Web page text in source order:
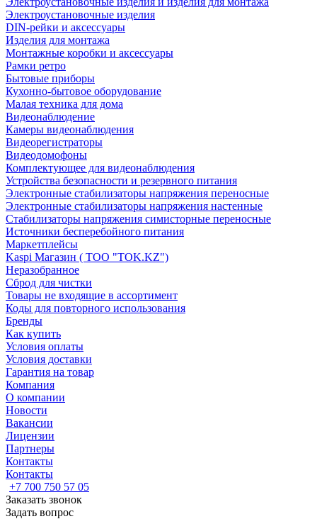
Электроустановочные изделия
DIN-рейки и аксессуары
Изделия для монтажа
Монтажные коробки и аксессуары
Рамки ретро
Бытовые приборы
Кухонно-бытовое оборудование
Малая техника для дома
Видеонаблюдение
Камеры видеонаблюдения
Видеорегистраторы
Видеодомофоны
Комплектующее для видеонаблюдения
Устройства безопасности и резервного питания
Электронные стабилизаторы напряжения переносные
Электронные стабилизаторы напряжения настенные
Стабилизаторы напряжения симисторные переносные
Источники бесперебойного питания
Маркетплейсы
Kaspi Магазин ( ТОО "TOK.KZ")
Неразобранное
Сброд для чистки
Товары не входящие в ассортимент
Коды для повторного использования
Бренды
Как купить
Условия оплаты
Условия доставки
Гарантия на товар
Компания
О компании
Новости
Вакансии
Лицензии
Партнеры
Контакты
Контакты
+7 700 750 57 05
Заказать звонок
Задать вопрос